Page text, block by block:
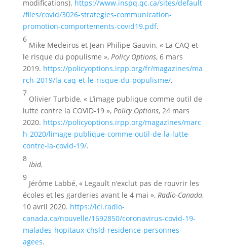
modifications). https://www.inspq.qc.ca/sites/default
/files/covid/3026-strategies-communication-
promotion-comportements-covid19.pdf.
6
Mike Medeiros et Jean-Philipe Gauvin, « La CAQ et
le risque du populisme », Policy Options, 6 mars
2019. https://policyoptions.irpp.org/fr/magazines/ma
rch-2019/la-caq-et-le-risque-du-populisme/.
7
Olivier Turbide, « L’image publique comme outil de
lutte contre la COVID-19 », Policy Options, 24 mars
2020. https://policyoptions.irpp.org/magazines/marc
h-2020/limage-publique-comme-outil-de-la-lutte-
contre-la-covid-19/.
8
Ibid.
9
Jérôme Labbé, « Legault n’exclut pas de rouvrir les
écoles et les garderies avant le 4 mai », Radio-Canada,
10 avril 2020. https://ici.radio-
canada.ca/nouvelle/1692850/coronavirus-covid-19-
malades-hopitaux-chsld-residence-personnes-
agees.